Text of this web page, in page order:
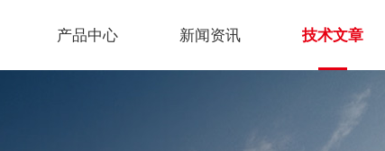
产品中心 新闻资讯 技术文章